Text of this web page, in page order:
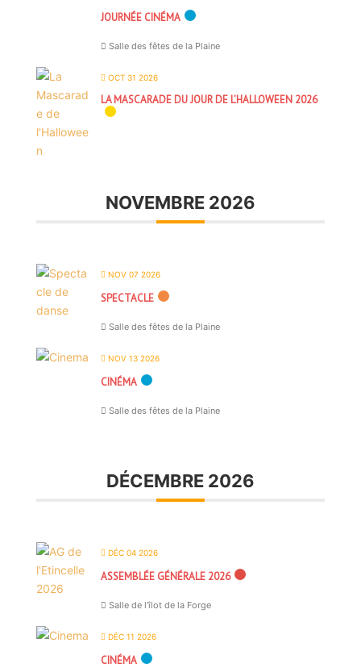
JOURNÉE CINÉMA
Salle des fêtes de la Plaine
OCT 31 2026
LA MASCARADE DU JOUR DE L’HALLOWEEN 2026
NOVEMBRE 2026
NOV 07 2026
SPECTACLE
Salle des fêtes de la Plaine
NOV 13 2026
CINÉMA
Salle des fêtes de la Plaine
DÉCEMBRE 2026
DÉC 04 2026
ASSEMBLÉE GÉNÉRALE 2026
Salle de l'îlot de la Forge
DÉC 11 2026
CINÉMA